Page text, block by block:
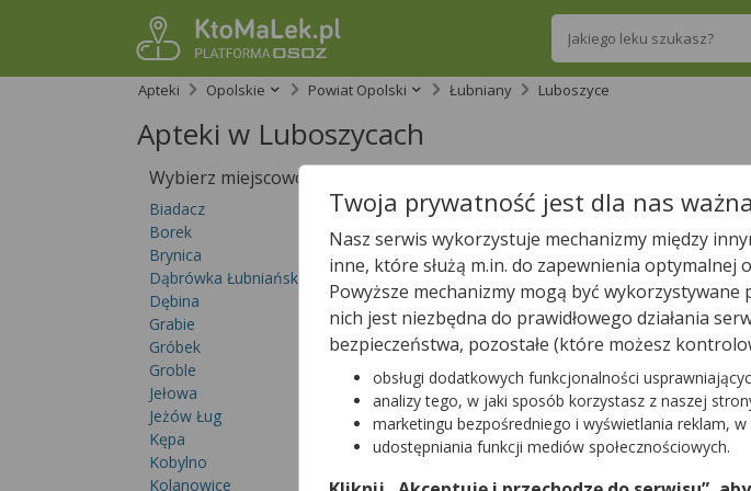
Wpisz nazwę leku
Apteki
Opolskie Powiat Opolski Łubniany Luboszyce
Apteki w Luboszycach
Wybierz miejscowość
Biadacz
Borek
Brynica
Dąbrówka Łubniańska
Dębina
Grabie
Gróbek
Groble
Jełowa
Jeżów Ług
Kępa
Kobylno
Kolanowice
Sprawdź, które apteki w
Wpisz nazwę leku
W Luboszycach jest 1apteka.
Tylko otwarte apteki
Twoja prywatność jest dla nas ważna
Nasz serwis wykorzystuje mechanizmy między
inne, które służą m.in. do zapewnienia optymalnej
Powyższe mechanizmy mogą być
nich jest niezbędna do prawidłowego działania
bezpieczeństwa, pozostałe (które możesz
obsługi dodatkowych funkcjonalności
analizy tego, w jaki sposób korzystasz z naszej
marketingu bezpośredniego i wyświetlania reklam,
udostępniania funkcji mediów społecznościowych.